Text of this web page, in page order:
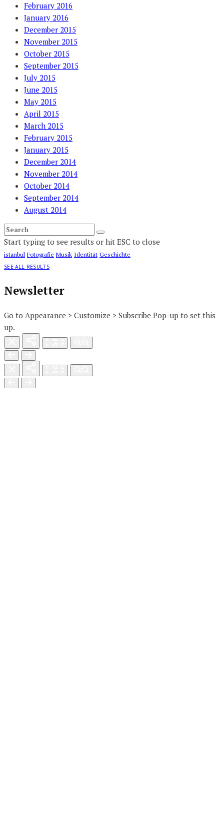
February 2016
January 2016
December 2015
November 2015
October 2015
September 2015
July 2015
June 2015
May 2015
April 2015
March 2015
February 2015
January 2015
December 2014
November 2014
October 2014
September 2014
August 2014
Start typing to see results or hit ESC to close
istanbul Fotografie Musik Identität Geschichte
SEE ALL RESULTS
Newsletter
Go to Appearance > Customize > Subscribe Pop-up to set this
up.